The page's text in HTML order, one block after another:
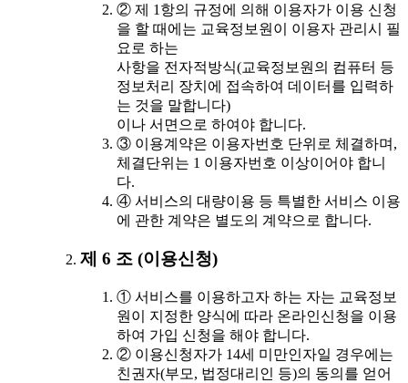
② 제 1항의 규정에 의해 이용자가 이용 신청
을 할 때에는 교육정보원이 이용자 관리시 필
요로 하는
사항을 전자적방식(교육정보원의 컴퓨터 등
정보처리 장치에 접속하여 데이터를 입력하
는 것을 말합니다)
이나 서면으로 하여야 합니다.
③ 이용계약은 이용자번호 단위로 체결하며,
체결단위는 1 이용자번호 이상이어야 합니
다.
④ 서비스의 대량이용 등 특별한 서비스 이용
에 관한 계약은 별도의 계약으로 합니다.
제 6 조 (이용신청)
① 서비스를 이용하고자 하는 자는 교육정보
원이 지정한 양식에 따라 온라인신청을 이용
하여 가입 신청을 해야 합니다.
② 이용신청자가 14세 미만인자일 경우에는
친권자(부모, 법정대리인 등)의 동의를 얻어